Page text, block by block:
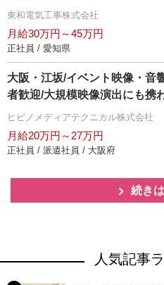
東和電気工事株式会社
月給30万円～45万円
正社員 / 愛知県
大阪・江坂/イベント映像・音
者歓迎/大規模映像演出にも携
ヒビノメディアテクニカル株式会社
月給20万円～27万円
正社員 / 派遣社員 / 大阪府
続き
人気記事